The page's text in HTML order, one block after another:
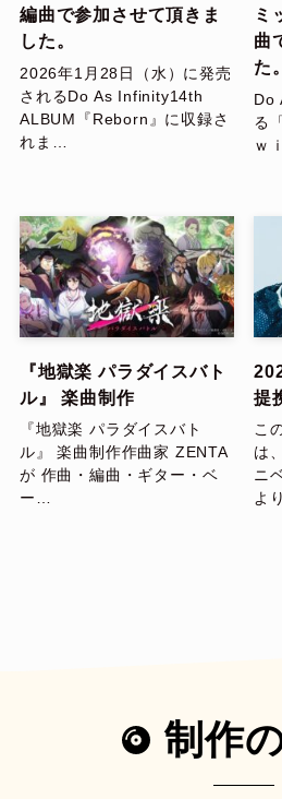
編曲で参加させて頂きま
した。
2026年1月28日（水）に発売
されるDo As Infinity14th
ALBUM『Reborn』に収録さ
れま…
ミ
曲
た。
Do
る
ｗ
『地獄楽 パラダイスバト
ル』 楽曲制作
『地獄楽 パラダイスバト
ル』 楽曲制作作曲家 ZENTA
が 作曲・編曲・ギター・ベ
ー…
提
こ
は
ニ
よ
制作